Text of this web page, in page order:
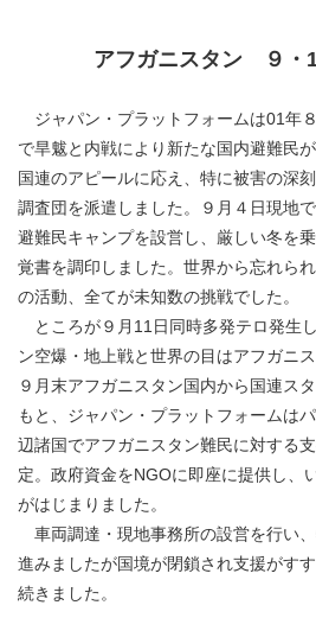
アフガニスタン ９・
ジャパン・プラットフォームは01年
で旱魃と内戦により新たな国内避難民
国連のアピールに応え、特に被害の深
調査団を派遣しました。９月４日現地
避難民キャンプを設営し、厳しい冬を
覚書を調印しました。世界から忘れら
の活動、全てが未知数の挑戦でした。
ところが９月11日同時多発テロ発生
ン空爆・地上戦と世界の目はアフガニ
９月末アフガニスタン国内から国連ス
もと、ジャパン・プラットフォームは
辺諸国でアフガニスタン難民に対する
定。政府資金をNGOに即座に提供し、
がはじまりました。
車両調達・現地事務所の設営を行い
進みましたが国境が閉鎖され支援がす
続きました。